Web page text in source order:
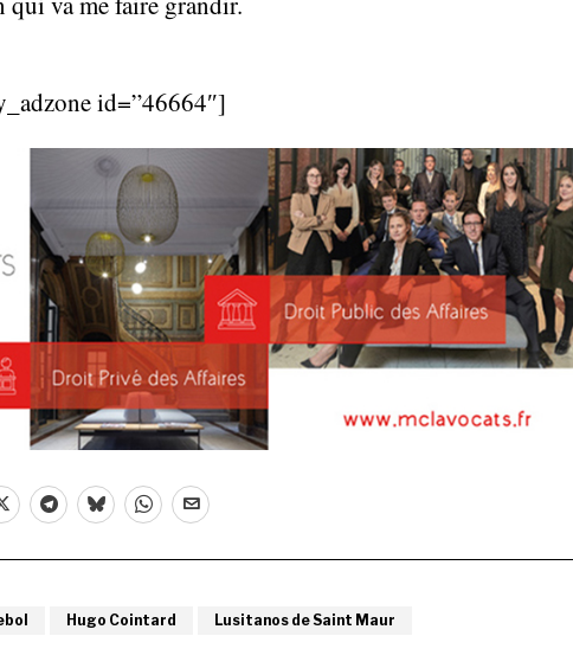
id=”46664″]
Hugo Cointard Lusitanos de Saint Maur